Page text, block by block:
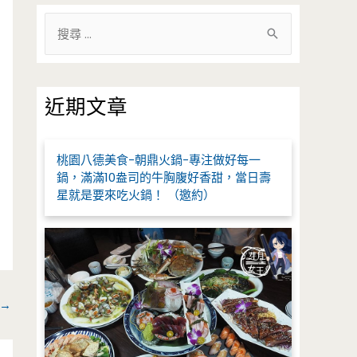
→
鍵
字
近期文章
桃園八德美食-朝鼎火鍋-專注做好每一
鍋，滿滿10盎司的牛胸腹好香甜，當日壽
星就是要來吃火鍋！ （邀約）